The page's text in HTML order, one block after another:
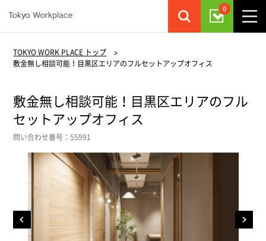
0
TOKYO WORK PLACE トップ >
敷金無し相談可能！目黒区エリアのフルセットアップオフィス
敷金無し相談可能！目黒区エリアのフル
セットアップオフィス
問い合わせ番号：55991